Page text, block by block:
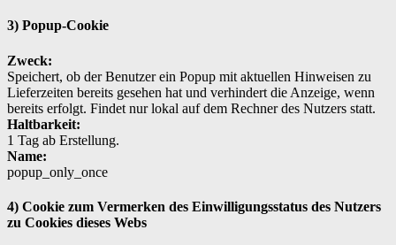
3) Popup-Cookie
Zweck:
Speichert, ob der Benutzer ein Popup mit aktuellen Hinweisen zu
Lieferzeiten bereits gesehen hat und verhindert die Anzeige, wenn
bereits erfolgt. Findet nur lokal auf dem Rechner des Nutzers statt.
Haltbarkeit:
1 Tag ab Erstellung.
Name:
popup_only_once
4) Cookie zum Vermerken des Einwilligungsstatus des Nutzers
zu Cookies dieses Webs